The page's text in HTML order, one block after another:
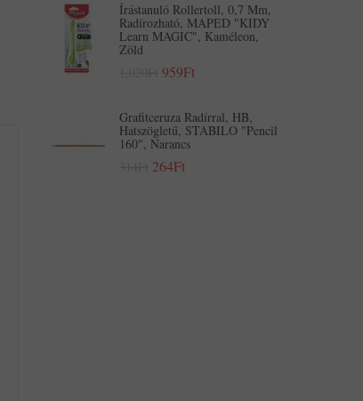
Írástanuló Rollertoll, 0,7 Mm,
Radírozható, MAPED "KIDY
Learn MAGIC", Kaméleon,
Zöld
959Ft
Grafitceruza Radírral, HB,
Hatszögletű, STABILO "Pencil
160", Narancs
264Ft